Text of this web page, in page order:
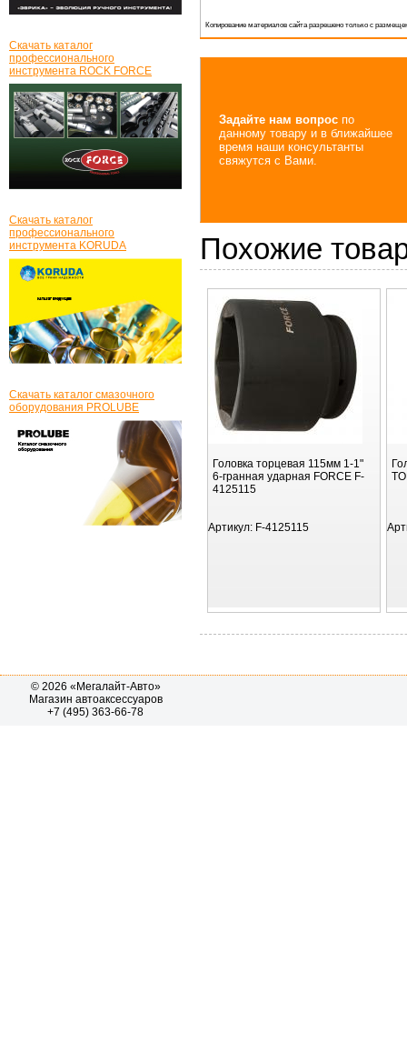
Копирование материалов сайта разрешено только с
Задайте нам вопрос по
данному товару и в ближайшее
время наши консультанты
свяжутся с Вами.
Похожие
Головка торцевая 115мм 1-1"
6-гранная ударная FORCE F-
4125115
Артикул: F-4125115
Скачать каталог
профессионального
инструмента ROCK FORCE
Скачать каталог
профессионального
инструмента KORUDA
Скачать каталог смазочного
оборудования PROLUBE
© 2026 «Мегалайт-Авто»
Магазин автоаксессуаров
+7 (495) 363-66-78